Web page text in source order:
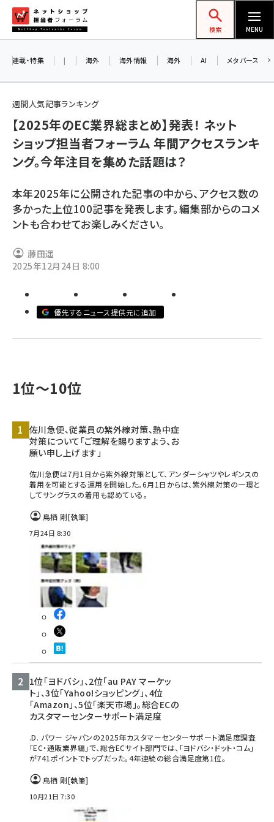
ン
ネットショップ担当者フォーラム
検索 MENU
amazon (2243)
yahoo (1898)
ecbeing (1205)
アスクル (1115)
base (1070)
ビィ・フォアード (772)
revico (738)
連載・特集 | 海外 海外情報 海外 AI メタバース
週間人気記事ランキング
【2025年のEC業界総まとめ】発表！ ネット
ショップ担当者フォーラム 年間アクセスランキ
ング。今年注目を集めた話題は？
本年2025年に公開された記事の中から、アクセス数の
多かった上位100記事を発表します。編集部からのコメ
ントも合わせてお楽しみください。
藤田遥
2025年12月24日 8:00
優先するニュース提供元に追加
1位～10位
佐川急便、従業員の紫外線対策、熱中症
対策について「ご理解を賜りますよう、お
願い申し上げます」
佐川急便は7月1日から紫外線対策として、アンダーシャツやレギンスの
着用を可能とする運用を開始した。6月1日からは、紫外線対策の一環と
してサングラスの着用も認めている。
鳥栖 剛[執筆]
7月24日 8:30
1位「ヨドバシ」、2位「au PAY マーケッ
ト」、3位「Yahoo!ショッピング」、4位
「Amazon」、5位「楽天市場」。総合ECの
カスタマーセンターサポート満足度
.D. パワー ジャパンの2025年カスタマーセンターサポート満足度調査
「EC・通販業界編」で、総合ECサイト部門では、「ヨドバシ・ドット・コム」
が741ポイントでトップだった。4年連続の総合満足度第1位。
鳥栖 剛[執筆]
10月21日 7:30